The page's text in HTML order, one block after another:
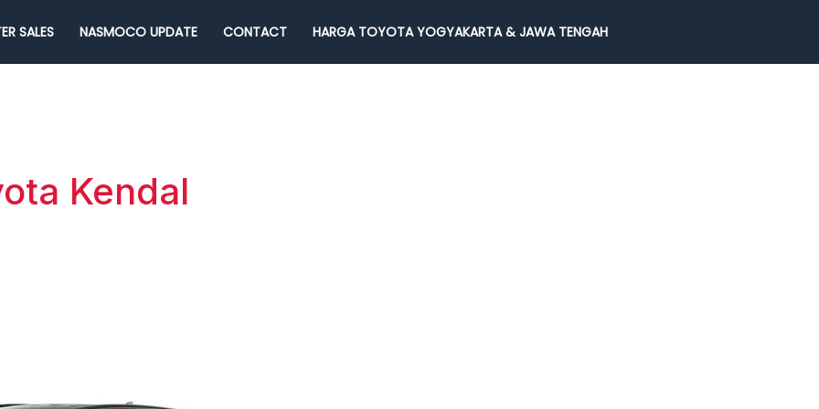
SALES NASMOCO UPDATE CONTACT HARGA TOYOTA YOGYAKARTA & JAWA TENGAH
Kendal